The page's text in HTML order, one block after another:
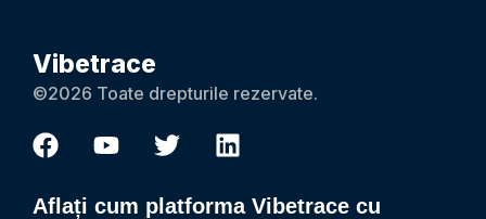
Vibetrace
©2026 Toate drepturile rezervate.
Aflați cum platforma Vibetrace cu